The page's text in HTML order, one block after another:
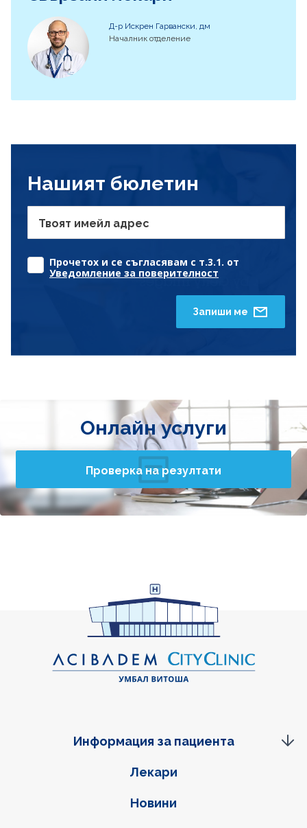
Д-р Искрен Гарвански, дм
Началник отделение
Нашият бюлетин
Твоят имейл адрес
Прочетох и се съгласявам с т.3.1. от
Уведомление за поверителност
Запиши ме
Онлайн услуги
Проверка на резултати
Фуутер навигация
Лекари
Новини
Информация за пациента